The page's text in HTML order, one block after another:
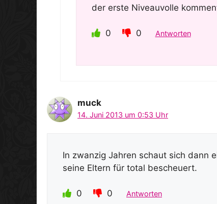
der erste Niveauvolle
0 0 Antworten
muck
14. Juni 2013 um 0:53 Uhr
In zwanzig Jahren schaut sich dann
seine Eltern für total bescheuert.
0 0 Antworten